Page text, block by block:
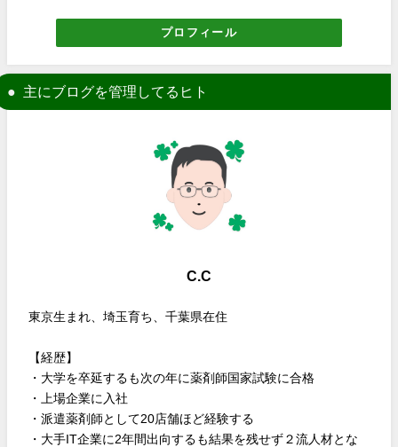
プロフィール
主にブログを管理してるヒト
C.C
東京生まれ、埼玉育ち、千葉県在住
【経歴】
・大学を卒延するも次の年に薬剤師国家試験に合格
・上場企業に入社
・派遣薬剤師として20店舗ほど経験する
・大手IT企業に2年間出向するも結果を残せず２流人材とな